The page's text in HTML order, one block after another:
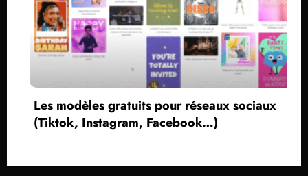
Les modèles gratuits pour réseaux sociaux
(Tiktok, Instagram, Facebook…)